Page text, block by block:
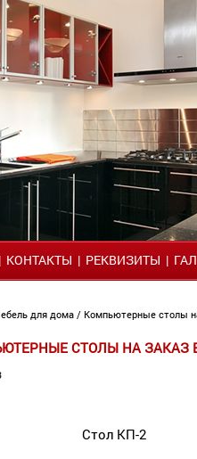
| КОНТАКТЫ | РЕКВИЗИТЫ |
для дома / Компьютерные столы
СТОЛЫ НА ЗАКАЗ
Стол КП-2